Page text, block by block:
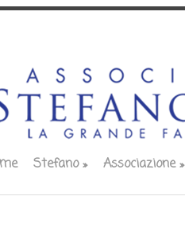
Stefano» Associazione»